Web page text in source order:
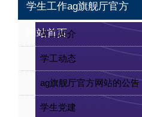
学生工作ag旗舰厅官方
网站首页
学工简介
学工动态
ag旗舰厅官方网站的公告
学生党建